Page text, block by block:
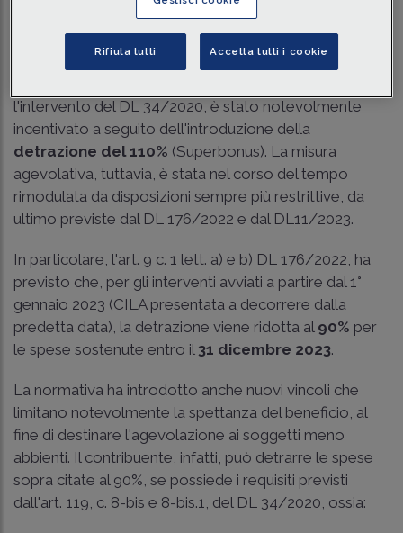
Tempo di lettura3 min.
l'intervento del DL 34/2020, è stato notevolmente
incentivato a seguito dell'introduzione della
detrazione del 110% (Superbonus). La misura
agevolativa, tuttavia, è stata nel corso del tempo
rimodulata da disposizioni sempre più restrittive, da
ultimo previste dal DL 176/2022 e dal DL11/2023.
In particolare, l'art. 9 c. 1 lett. a) e b) DL 176/2022, ha
previsto che, per gli interventi avviati a partire dal 1°
gennaio 2023 (CILA presentata a decorrere dalla
predetta data), la detrazione viene ridotta al 90% per
le spese sostenute entro il 31 dicembre 2023.
La normativa ha introdotto anche nuovi vincoli che
limitano notevolmente la spettanza del beneficio, al
fine di destinare l'agevolazione ai soggetti meno
abbienti. Il contribuente, infatti, può detrarre le spese
sopra citate al 90%, se possiede i requisiti previsti
dall'art. 119, c. 8-bis e 8-bis.1, del DL 34/2020, ossia:
Rifiuta tutti Accetta tutti i cookie